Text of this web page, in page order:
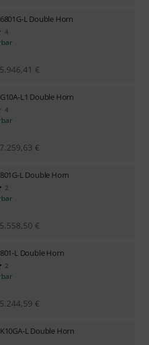
6801G-L Double Horn
4
5.946,41 €
G10A-L1 Double Horn
4
7.259,63 €
801G-L Double Horn
2
5.558,50 €
801-L Double Horn
2
5.244,59 €
K10GA-L Double Horn